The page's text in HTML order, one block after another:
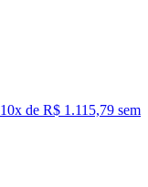
10x de R$ 1.115,79 sem